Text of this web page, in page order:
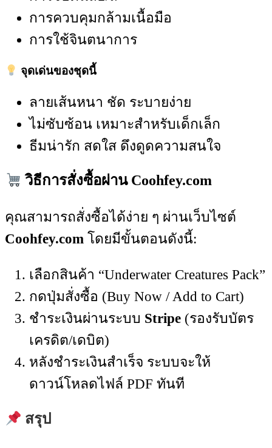
การควบคุมกล้ามเนื้อมือ
การใช้จินตนาการ
จุดเด่นของชุดนี้
ลายเส้นหนา ชัด ระบายง่าย
ไม่ซับซ้อน เหมาะสำหรับเด็กเล็ก
ธีมน่ารัก สดใส ดึงดูดความสนใจ
วิธีการสั่งซื้อผ่าน Coohfey.com
คุณสามารถสั่งซื้อได้ง่าย ๆ ผ่านเว็บไซต์
Coohfey.com โดยมีขั้นตอนดังนี้:
เลือกสินค้า “Underwater Creatures Pack”
กดปุ่มสั่งซื้อ (Buy Now / Add to Cart)
ชำระเงินผ่านระบบ Stripe (รองรับบัตร
เครดิต/เดบิต)
หลังชำระเงินสำเร็จ ระบบจะให้
ดาวน์โหลดไฟล์ PDF ทันที
สรุป